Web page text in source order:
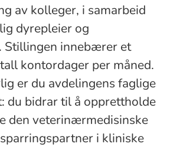
av kolleger, i samarbeid
dyrepleier og
Stillingen innebærer et
kontordager per måned.
er du avdelingens faglige
du bidrar til å opprettholde
den veterinærmedisinske
i kliniske